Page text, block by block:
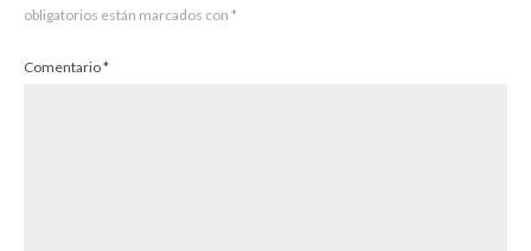
obligatorios están marcados con *
Comentario*